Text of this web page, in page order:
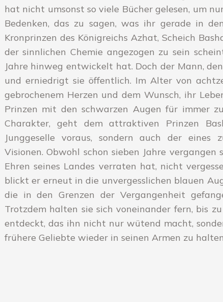
hat nicht umsonst so viele Bücher gelesen, um
Bedenken, das zu sagen, was ihr gerade in
Kronprinzen des Königreichs Azhat, Scheich
der sinnlichen Chemie angezogen zu sein
Jahre hinweg entwickelt hat. Doch der Mann,
und erniedrigt sie öffentlich. Im Alter von
gebrochenem Herzen und dem Wunsch, ihr
Prinzen mit den schwarzen Augen für immer
Charakter, geht dem attraktiven Prinzen
Junggeselle voraus, sondern auch der eines
Visionen. Obwohl schon sieben Jahre
Ehren seines Landes verraten hat, nicht
blickt er erneut in die unvergesslichen blauen
die in den Grenzen der Vergangenheit
Trotzdem halten sie sich voneinander fern, bis
entdeckt, das ihn nicht nur wütend macht,
frühere Geliebte wieder in seinen Armen zu